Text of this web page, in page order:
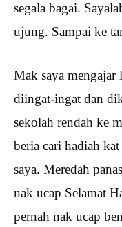
segala bagai.
ujung. Sampai ke
Mak saya mengajar
diingat-ingat dan
sekolah rendah ke
beria cari hadiah
saya. Meredah
nak ucap Selamat
pernah nak ucap